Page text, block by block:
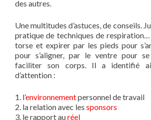
des autres.
Une multitudes d’astuces, de conseils.
pratique de techniques de
torse et expirer par les pieds pour
pour s’aligner, par le ventre pour
faciliter son corps. Il a identifié
d’attention :
1. l’environnementpersonnel de travail
2. la relation avec les sponsors
3. le rapport auréel